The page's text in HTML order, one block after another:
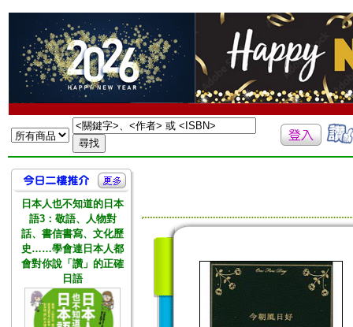
日本人也不知道的日本
語3：敬語、人物對
話、書信書寫、文化歷
史……學會連日本人都
會對你說「讚」的正確
日語